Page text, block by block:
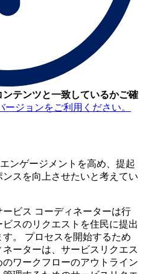
テンツと一致しているかご確
ージョンをご利用ください。
ンゲージメントを高め、提起
スを向上させたいと考えてい
ビス コーディネーターは行
スのリクエストを住民に提出
。 プロセスを開始するため
ーターは、サービスリクエス
のワークフローのアウトライン